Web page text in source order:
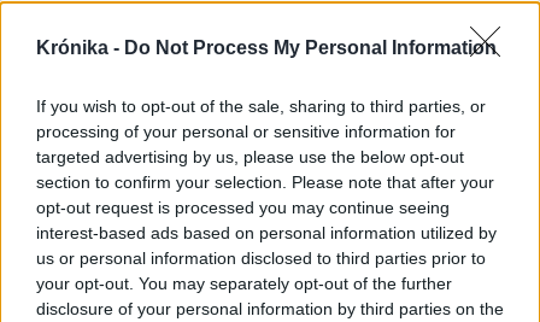
Krónika - Do Not Process My Personal Information
If you wish to opt-out of the sale, sharing to third parties, or
processing of your personal or sensitive information for
targeted advertising by us, please use the below opt-out
section to confirm your selection. Please note that after your
opt-out request is processed you may continue seeing
interest-based ads based on personal information utilized by
us or personal information disclosed to third parties prior to
your opt-out. You may separately opt-out of the further
disclosure of your personal information by third parties on the